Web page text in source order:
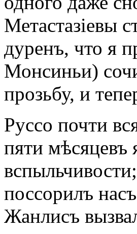
Метастазіевы
дуренъ, что я
Монсиньи)
прозьбу, и
Руссо почти
пяти мѣсяцевъ
поссорилъ
Жанлисъ